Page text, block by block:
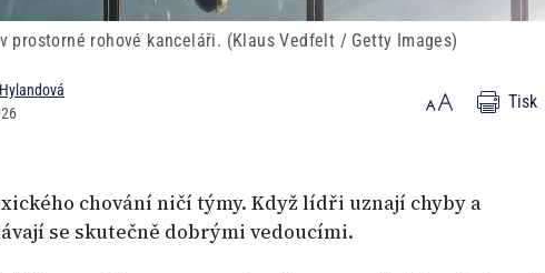
prostorné rohové kanceláři. (Klaus Vedfelt / Getty Images)
Tisk
chování ničí týmy. Když lídři uznají chyby a
se skutečně dobrými vedoucími.